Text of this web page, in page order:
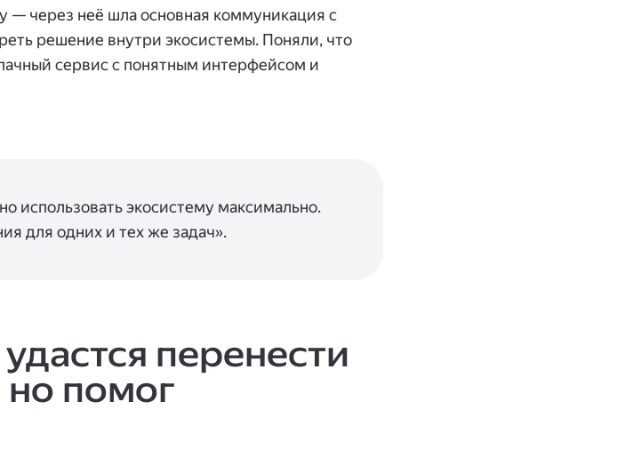
— через неё шла основная коммуникация с
решение внутри экосистемы. Поняли, что
сервис с понятным интерфейсом и
использовать экосистему максимально.
для одних и тех же задач».
перенести
помог